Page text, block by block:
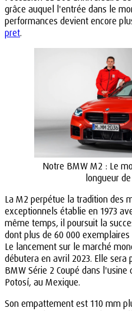
grâce auquel l'entrée dans le
performances devient encore
pret.
Notre BMW M2 : Le
longueur
La M2 perpétue la tradition des
exceptionnels établie en 1973
même temps, il poursuit la
dont plus de 60 000
Le lancement sur le marché
débutera en avril 2023. Elle
BMW Série 2 Coupé dans l'usine
Potosí, au Mexique.
Son empattement est 110 mm